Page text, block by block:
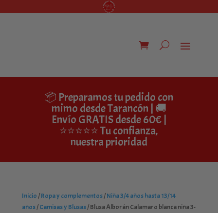
📦 Preparamos tu pedido con
mimo desde Tarancón | 🚚
Envío GRATIS desde 60€ |
⭐⭐⭐⭐⭐ Tu confianza,
nuestra prioridad
Inicio /Ropa y complementos/Niña 3/4 años hasta 13/14
años/Camisas y Blusas/ Blusa Alborán Calamaro blanca niña 3-